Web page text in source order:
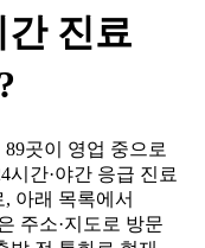
간 진료
곳이 영업 중으로
시간·야간 응급 진료
아래 목록에서
주소·지도로 방문